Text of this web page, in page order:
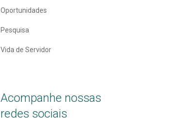
Oportunidades
Pesquisa
Vida de Servidor
Acompanhe nossas
redes sociais